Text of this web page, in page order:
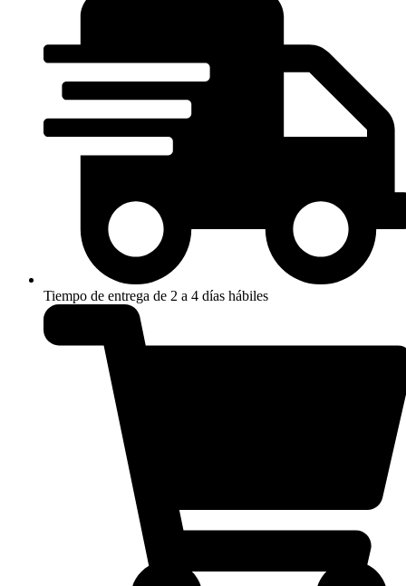
Tiempo de entrega de 2 a 4 días hábiles